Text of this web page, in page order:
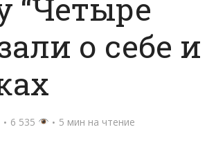
“Четыре
о себе и
6 535 5 мин на чтение